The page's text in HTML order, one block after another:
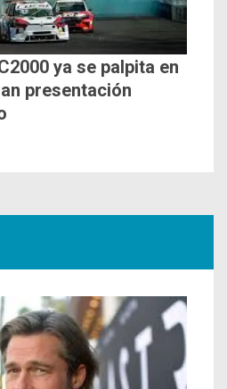
ya se palpita en
presentación